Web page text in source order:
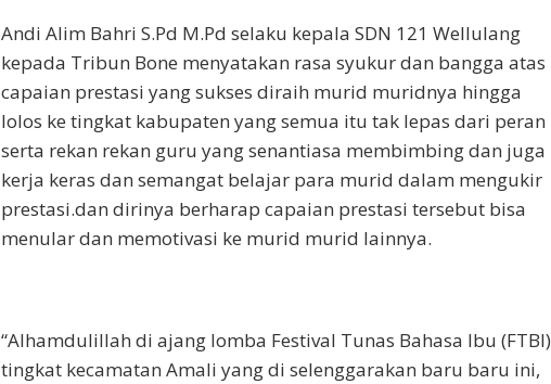
Andi Alim Bahri S.Pd M.Pd selaku kepala SDN 121 Wellulang
kepada Tribun Bone menyatakan rasa syukur dan bangga atas
capaian prestasi yang sukses diraih murid muridnya hingga
lolos ke tingkat kabupaten yang semua itu tak lepas dari peran
serta rekan rekan guru yang senantiasa membimbing dan juga
kerja keras dan semangat belajar para murid dalam mengukir
prestasi.dan dirinya berharap capaian prestasi tersebut bisa
menular dan memotivasi ke murid murid lainnya.
“Alhamdulillah di ajang lomba Festival Tunas Bahasa Ibu (FTBI)
tingkat kecamatan Amali yang di selenggarakan baru baru ini,